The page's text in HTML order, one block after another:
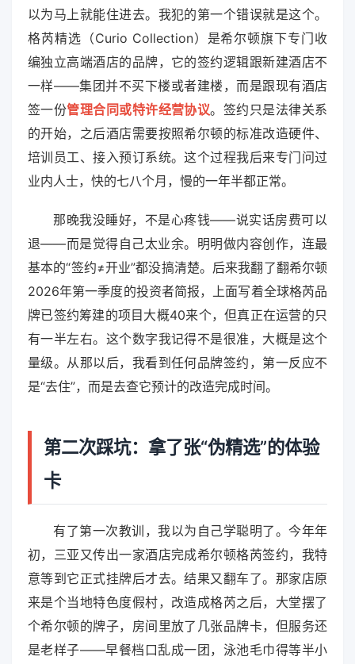
以为马上就能住进去。我犯的第一个错误就是这个。
格芮精选（Curio Collection）是希尔顿旗下专门收
编独立高端酒店的品牌，它的签约逻辑跟新建酒店不
一样——集团并不买下楼或者建楼，而是跟现有酒店
签一份管理合同或特许经营协议。签约只是法律关系
的开始，之后酒店需要按照希尔顿的标准改造硬件、
培训员工、接入预订系统。这个过程我后来专门问过
业内人士，快的七八个月，慢的一年半都正常。
那晚我没睡好，不是心疼钱——说实话房费可以
退——而是觉得自己太业余。明明做内容创作，连最
基本的“签约≠开业”都没搞清楚。后来我翻了翻希尔顿
2026年第一季度的投资者简报，上面写着全球格芮品
牌已签约筹建的项目大概40来个，但真正在运营的只
有一半左右。这个数字我记得不是很准，大概是这个
量级。从那以后，我看到任何品牌签约，第一反应不
是“去住”，而是去查它预计的改造完成时间。
第二次踩坑：拿了张“伪精选”的体验
卡
有了第一次教训，我以为自己学聪明了。今年年
初，三亚又传出一家酒店完成希尔顿格芮签约，我特
意等到它正式挂牌后才去。结果又翻车了。那家店原
来是个当地特色度假村，改造成格芮之后，大堂摆了
个希尔顿的牌子，房间里放了几张品牌卡，但服务还
是老样子——早餐档口乱成一团，泳池毛巾得等半小